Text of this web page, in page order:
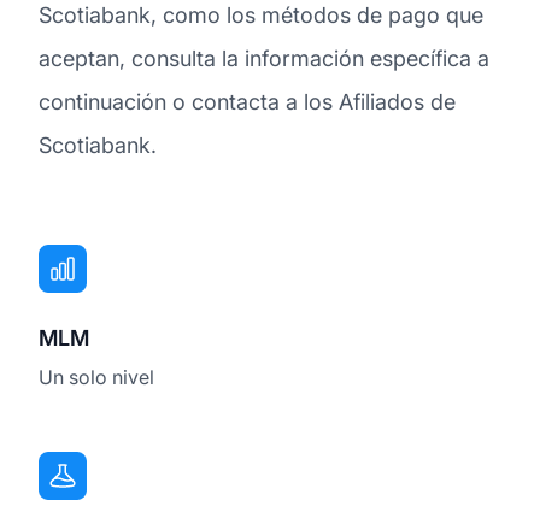
Scotiabank, como los métodos de pago que
aceptan, consulta la información específica a
continuación o contacta a los Afiliados de
Scotiabank.
MLM
Un solo nivel